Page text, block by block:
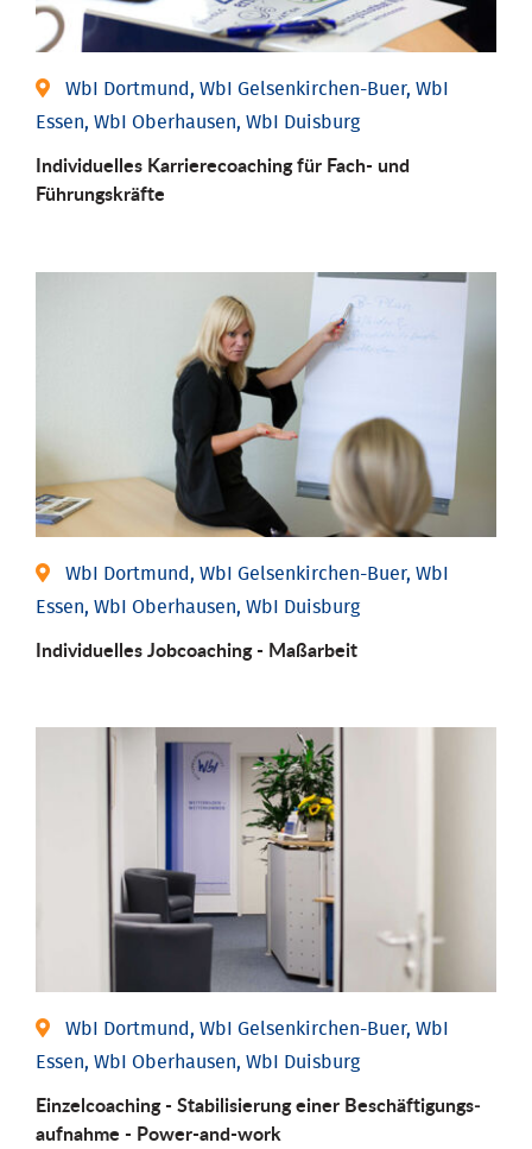
WbI Dortmund, WbI Gelsenkirchen-Buer, WbI
Essen, WbI Oberhausen, WbI Duisburg
Individu­elles Karrierecoaching für Fach-­ und
Führungs­kräfte
WbI Dortmund, WbI Gelsenkirchen-Buer, WbI
Essen, WbI Oberhausen, WbI Duisburg
Individu­elles Job­coaching - Maßarbeit
WbI Dortmund, WbI Gelsenkirchen-Buer, WbI
Essen, WbI Oberhausen, WbI Duisburg
Einzel­coaching - Stabili­sierung einer Be­schäftigungs­
aufnahme - Power-and-work